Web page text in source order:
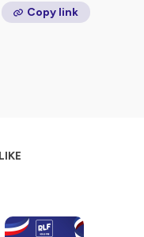
Copy link